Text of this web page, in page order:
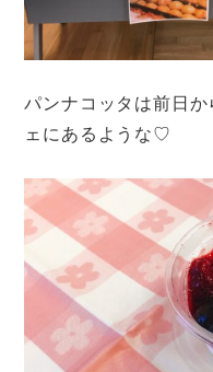
パンナコッタは前日
ェにあるような♡